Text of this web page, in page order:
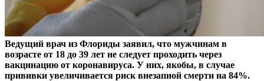
Ведущий врач из Флориды заявил, что мужчинам в
возрасте от 18 до 39 лет не следует проходить через
вакцинацию от коронавируса. У них, якобы, в случае
прививки увеличивается риск внезапной смерти на 84%.